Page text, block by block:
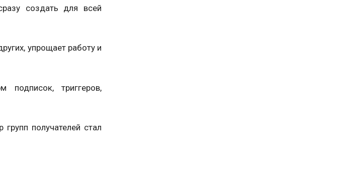
создать для всей
упрощает работу и
триггеров,
получателей стал